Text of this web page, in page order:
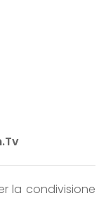
la condivisione